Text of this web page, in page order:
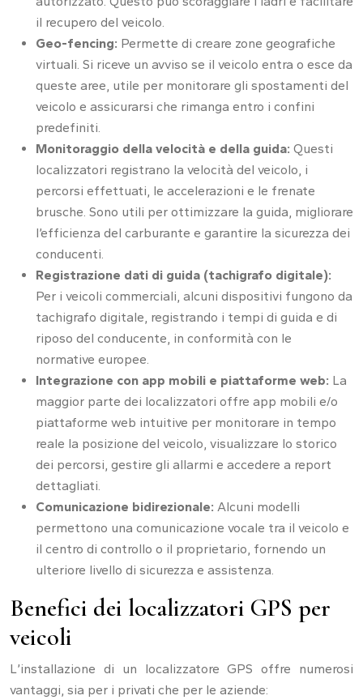
il recupero del veicolo.
Geo-fencing: Permette di creare zone geografiche
virtuali. Si riceve un avviso se il veicolo entra o esce da
queste aree, utile per monitorare gli spostamenti del
veicolo e assicurarsi che rimanga entro i confini
predefiniti.
Monitoraggio della velocità e della guida: Questi
localizzatori registrano la velocità del veicolo, i
percorsi effettuati, le accelerazioni e le frenate
brusche. Sono utili per ottimizzare la guida, migliorare
l’efficienza del carburante e garantire la sicurezza dei
conducenti.
Registrazione dati di guida (tachigrafo digitale):
Per i veicoli commerciali, alcuni dispositivi fungono da
tachigrafo digitale, registrando i tempi di guida e di
riposo del conducente, in conformità con le
normative europee.
Integrazione con app mobili e piattaforme web: La
maggior parte dei localizzatori offre app mobili e/o
piattaforme web intuitive per monitorare in tempo
reale la posizione del veicolo, visualizzare lo storico
dei percorsi, gestire gli allarmi e accedere a report
dettagliati.
Comunicazione bidirezionale: Alcuni modelli
permettono una comunicazione vocale tra il veicolo e
il centro di controllo o il proprietario, fornendo un
ulteriore livello di sicurezza e assistenza.
Benefici dei localizzatori GPS per
veicoli
L’installazione di un localizzatore GPS offre numerosi
vantaggi, sia per i privati che per le aziende: